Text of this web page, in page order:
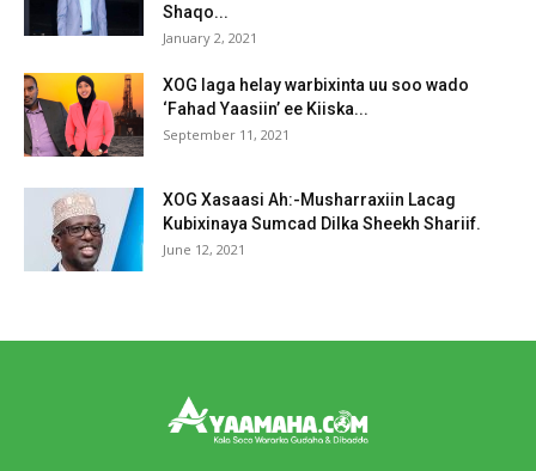
Shaqo...
January 2, 2021
XOG laga helay warbixinta uu soo wado
‘Fahad Yaasiin’ ee Kiiska...
September 11, 2021
XOG Xasaasi Ah:-Musharraxiin Lacag
Kubixinaya Sumcad Dilka Sheekh Shariif.
June 12, 2021